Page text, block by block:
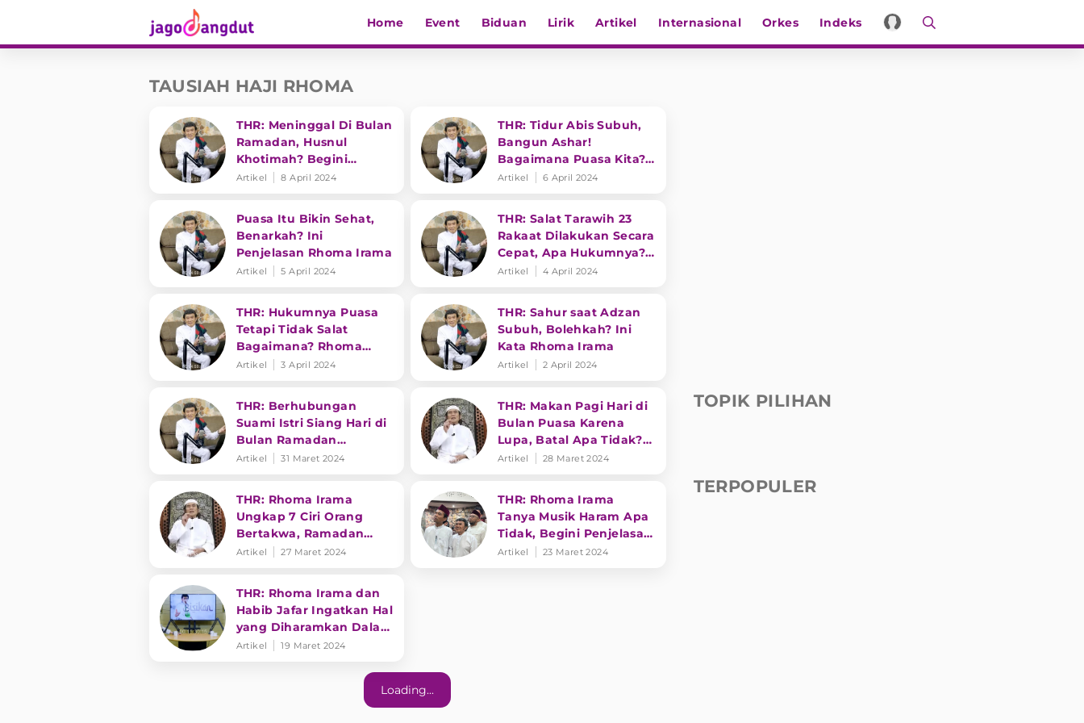
Home Event Biduan Lirik Artikel Internasional Orkes Indeks
TAUSIAH HAJI RHOMA
THR: Meninggal Di Bulan
Ramadan, Husnul
Khotimah? Begini
Penjelasan Rhoma Irama
Artikel 8 April 2024
THR: Tidur Abis Subuh,
Bangun Ashar!
Bagaimana Puasa Kita?
Begini Kata Rhoma
Artikel 6 April 2024
Puasa Itu Bikin Sehat,
Benarkah? Ini
Penjelasan Rhoma Irama
Artikel 5 April 2024
THR: Salat Tarawih 23
Rakaat Dilakukan Secara
Cepat, Apa Hukumnya?
Ini Kata Rhoma Irama
Artikel 4 April 2024
THR: Hukumnya Puasa
Tetapi Tidak Salat
Bagaimana? Rhoma
Irama Menjawab
Artikel 3 April 2024
THR: Sahur saat Adzan
Subuh, Bolehkah? Ini
Kata Rhoma Irama
Artikel 2 April 2024
THR: Berhubungan
Suami Istri Siang Hari di
Bulan Ramadan
Bagaimana? Rhoma
Artikel 31 Maret 2024
THR: Makan Pagi Hari di
Bulan Puasa Karena
Lupa, Batal Apa Tidak?
Rhoma Irama Menjawab
Artikel 28 Maret 2024
THR: Rhoma Irama
Ungkap 7 Ciri Orang
Bertakwa, Ramadan
Momen Melatih Diri
Artikel 27 Maret 2024
THR: Rhoma Irama
Tanya Musik Haram Apa
Tidak, Begini Penjelasan
Ustadz Abdul Somad
Artikel 23 Maret 2024
THR: Rhoma Irama dan
Habib Jafar Ingatkan Hal
yang Diharamkan Dalam
Al Quran
Artikel 19 Maret 2024
Loading...
TOPIK PILIHAN
TERPOPULER